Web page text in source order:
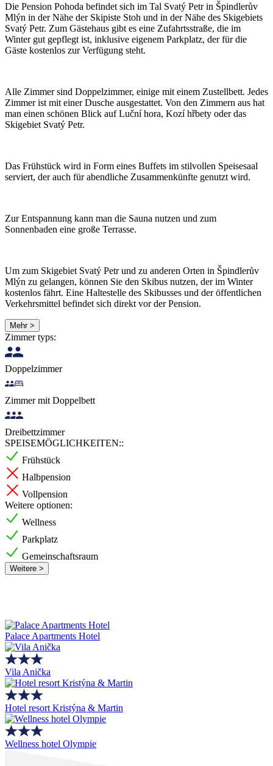
Die Pension Pohoda befindet sich im Tal Svatý Petr in Špindlerův
Mlýn in der Nähe der Skipiste Stoh und in der Nähe des Skigebiets
Svatý Petr. Zum Gästehaus gibt es eine Zufahrtsstraße, die im
Winter gut gepflegt ist, inklusive eigenem Parkplatz, der für die
Gäste kostenlos zur Verfügung steht.
Alle Zimmer sind Doppelzimmer, einige mit einem Zustellbett. Jedes
Zimmer ist mit einer Dusche ausgestattet. Von den Zimmern aus hat
man einen schönen Blick auf Luční hora, Kozí hřbety oder das
Skigebiet Svatý Petr.
Das Frühstück wird in Form eines Buffets im stilvollen Speisesaal
serviert, der auch für abendliche Zusammenkünfte genutzt wird.
Zur Entspannung kann man die Sauna nutzen und zum
Sonnenbaden eine große Terrasse.
Um zum Skigebiet Svatý Petr und zu anderen Orten in Špindlerův
Mlýn zu gelangen, können Sie den Skibus nutzen, der im Winter
kostenlos fährt. Eine Haltestelle des Skibusses und der öffentlichen
Verkehrsmittel befindet sich direkt vor der Pension.
Mehr >
Zimmer typs:
Doppelzimmer
Zimmer mit Doppelbett
Dreibettzimmer
SPEISEMÖGLICHKEITEN::
Frühstück
Halbpension
Vollpension
Weitere optionen:
Wellness
Parkplatz
Gemeinschaftsraum
Weitere >
Palace Apartments Hotel
Vila Anička
Hotel resort Kristýna & Martin
Wellness hotel Olympie